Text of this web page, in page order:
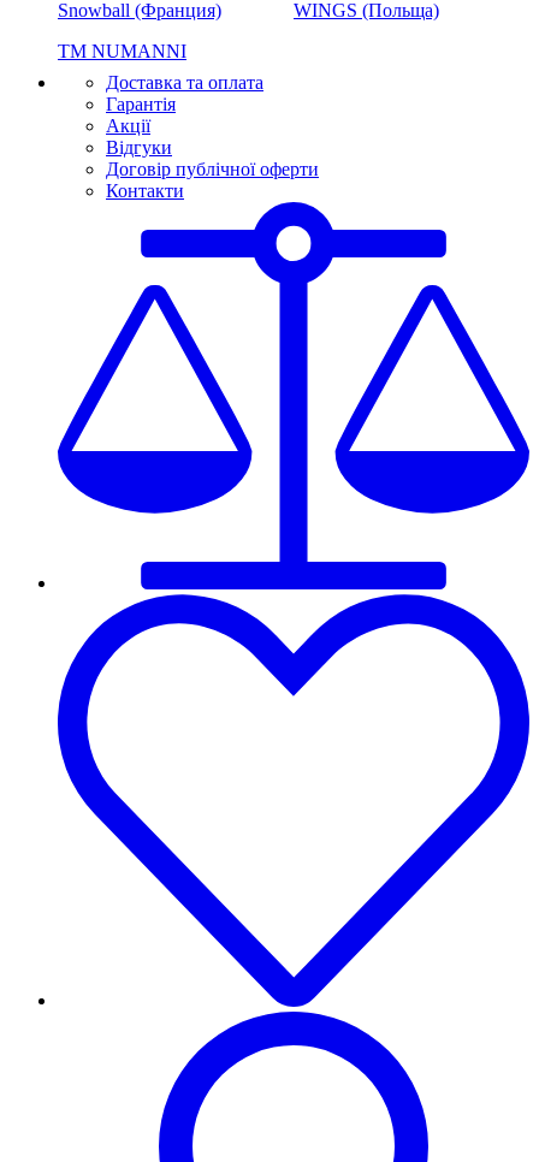
Snowball (Франция)
WINGS (Польща)
ТМ NUMANNI
Доставка та оплата
Гарантія
Акції
Відгуки
Договір публічної оферти
Контакти